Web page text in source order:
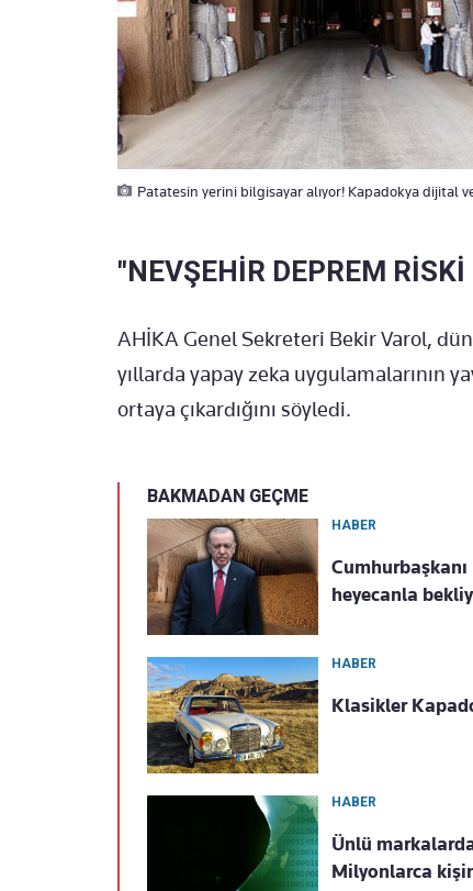
Patatesin yerini bilgisayar alıyor! Kapadokya dijital
"NEVŞEHİR DEPREM
AHİKA Genel Sekreteri Bekir Varol,
yıllarda yapay zeka uygulamalarının
ortaya çıkardığını söyledi.
BAKMADAN GEÇME
HABER
heyecanla
HABER
Klasikler
HABER
Ünlü
Milyonlarca